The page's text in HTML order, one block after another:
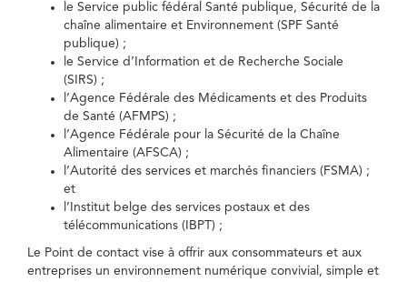
le Service public fédéral Santé publique, Sécurité de la
chaîne alimentaire et Environnement (SPF Santé
publique) ;
le Service d’Information et de Recherche Sociale
(SIRS) ;
l’Agence Fédérale des Médicaments et des Produits
de Santé (AFMPS) ;
l’Agence Fédérale pour la Sécurité de la Chaîne
Alimentaire (AFSCA) ;
l’Autorité des services et marchés financiers (FSMA) ;
et
l’Institut belge des services postaux et des
télécommunications (IBPT) ;
Le Point de contact vise à offrir aux consommateurs et aux
entreprises un environnement numérique convivial, simple et